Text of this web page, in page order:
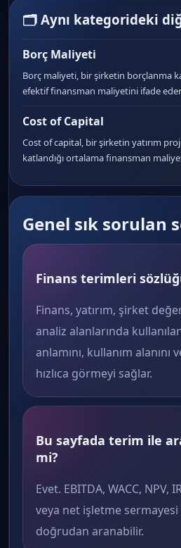
🗂 Aynı kategorideki
Borç Maliyeti
Borç maliyeti, bir şirketin borçlanma
efektif finansman maliyetini ifade
Cost of Capital
Cost of capital, bir şirketin yatırım
katlandığı ortalama finansman
Genel sık sorulan
Finans terimleri
Finans, yatırım, şirket
analiz alanlarında
anlamını, kullanım
hızlıca görmeyi sağlar.
Bu sayfada terim ile
mi?
Evet. EBITDA, WACC, NPV,
veya net işletme
doğrudan aranabilir.